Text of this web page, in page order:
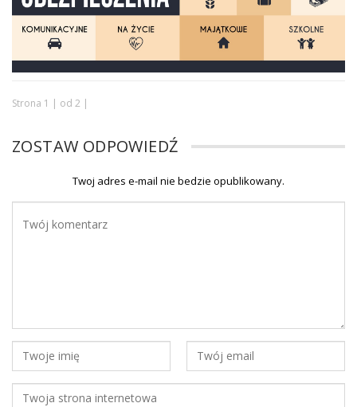
Strona 1 | od 2 |
ZOSTAW ODPOWIEDŹ
Twoj adres e-mail nie bedzie opublikowany.